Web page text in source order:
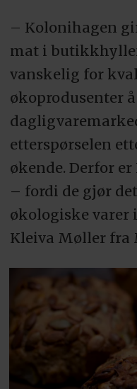
– Kolonihagen
mat i
vanskelig for
økoprodusenter
etterspørselen
økende. Derfor
– fordi de gjør
økologiske varer
Kleiva Møller fra